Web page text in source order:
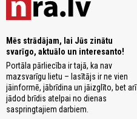
Mēs strādājam, lai Jūs zinātu
svarīgo, aktuālo un interesanto!
Portāla pārliecība ir tajā, ka nav
mazsvarīgu lietu – lasītājs ir ne vien
jāinformē, jābrīdina un jāizglīto, bet arī
jādod brīdis atelpai no dienas
saspringtajiem darbiem.